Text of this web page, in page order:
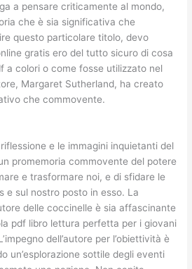
a pensare criticamente al mondo,
che è sia significativa che
questo particolare titolo, devo
gratis ero del tutto sicuro di cosa
a colori o come fosse utilizzato nel
Margaret Sutherland, ha creato
che commovente.
e le immagini inquietanti del
promemoria commovente del potere
e trasformare noi, e di sfidare le
e sul nostro posto in esso. La
delle coccinelle è sia affascinante
pdf libro lettura perfetta per i giovani
dell’autore per l’obiettività è
un’esplorazione sottile degli eventi